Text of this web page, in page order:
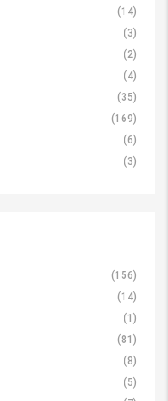
(14)
(3)
(2)
(4)
(35)
(169)
(6)
(3)
(156)
(14)
(1)
(81)
(8)
(5)